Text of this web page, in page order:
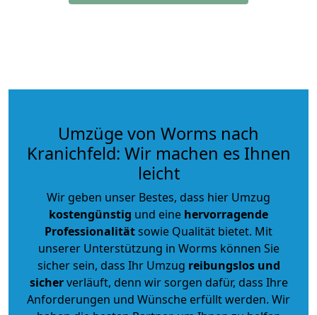
Umzüge von Worms nach
Kranichfeld: Wir machen es Ihnen
leicht
Wir geben unser Bestes, dass hier Umzug
kostengünstig und eine hervorragende
Professionalitätsowie Qualität bietet. Mit
unserer Unterstützung in Worms können Sie
sicher sein, dass Ihr Umzug reibungslos und
sicherverläuft, denn wir sorgen dafür, dass Ihre
Anforderungen und Wünsche erfüllt werden. Wir